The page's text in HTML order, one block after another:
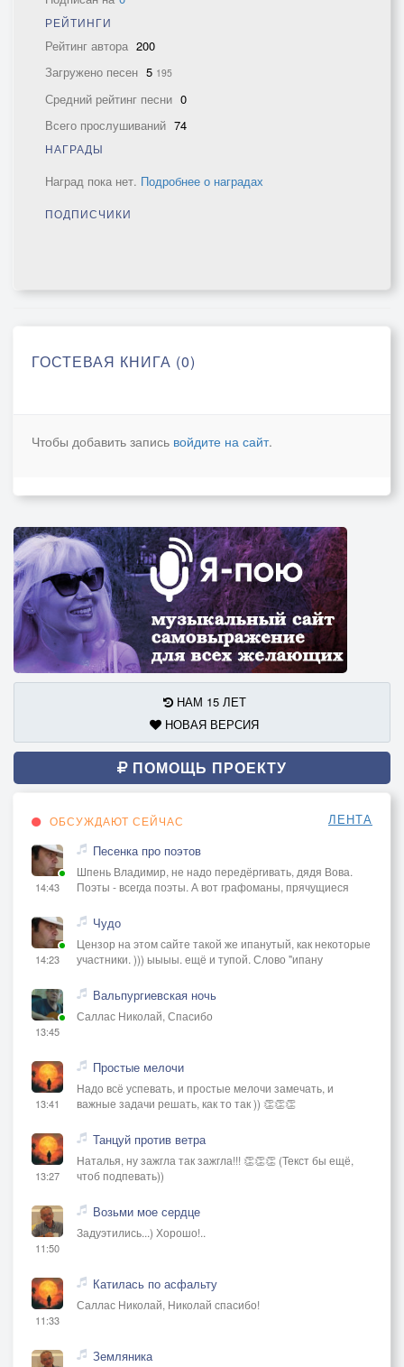
РЕЙТИНГИ
Рейтинг автора 200
Загружено песен 5 195
Средний рейтинг песни 0
Всего прослушиваний 74
НАГРАДЫ
Наград пока нет. Подробнее о наградах
ПОДПИСЧИКИ
ГОСТЕВАЯ КНИГА (0)
Чтобы добавить запись войдите на сайт.
НАМ 15 ЛЕТ
НОВАЯ ВЕРСИЯ
ПОМОЩЬ ПРОЕКТУ
ОБСУЖДАЮТ СЕЙЧАС ЛЕНТА
14:43
Песенка про поэтов
Шпень Владимир, не надо передёргивать, дядя Вова.
Поэты - всегда поэты. А вот графоманы, прячущиеся
14:23
Чудо
Цензор на этом сайте такой же ипанутый, как некоторые
участники. ))) ыыыы. ещё и тупой. Слово "ипану
13:45
Вальпургиевская ночь
Саллас Николай, Спасибо
13:41
Простые мелочи
Надо всё успевать, и простые мелочи замечать, и
важные задачи решать, как то так )) 👏👏👏
13:27
Танцуй против ветра
Наталья, ну зажгла так зажгла!!! 👏👏👏 (Текст бы ещё,
чтоб подпевать))
11:50
Возьми мое сердце
Задуэтились...) Хорошо!..
11:33
Катилась по асфальту
Саллас Николай, Николай спасибо!
Земляника